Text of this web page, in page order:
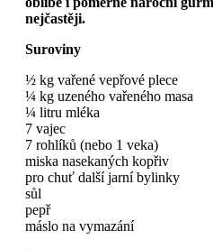
nejčastěji.
Suroviny
½ kg vařené vepřové plece
¼ kg uzeného vařeného masa
¼ litru mléka
7 vajec
7 rohlíků (nebo 1 veka)
miska nasekaných kopřiv
pro chuť další jarní bylinky
sůl
pepř
máslo na vymazání